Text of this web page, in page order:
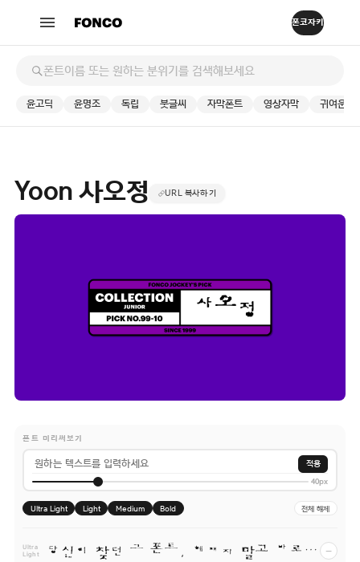
윤고딕 윤명조 독립 붓글씨 자막폰트 영상자막 귀여운
Yoon 사오정 URL 복사하기
폰트 미리써보기
적용
40px
Ultra Light Light Medium Bold 전체 해제
Ultra
Light
당신이 찾던 그 폰트, 헤매지 말고 바로 폰코! −